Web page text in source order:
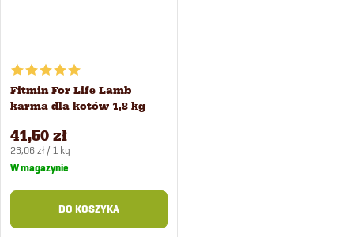
Fitmin For Life Lamb
karma dla kotów 1,8 kg
41,50 zł
Cena
jednostkowa:
23,06 zł / 1 kg
W magazynie
DO KOSZYKA